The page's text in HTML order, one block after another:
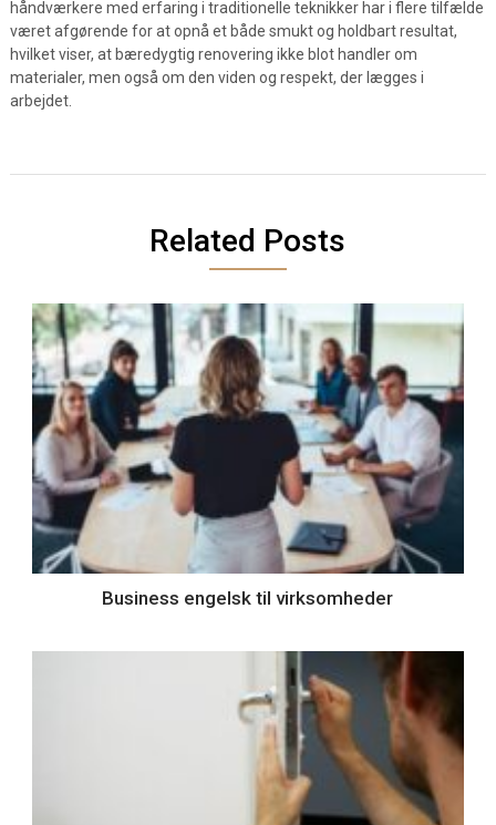
håndværkere med erfaring i traditionelle teknikker har i flere tilfælde
været afgørende for at opnå et både smukt og holdbart resultat,
hvilket viser, at bæredygtig renovering ikke blot handler om
materialer, men også om den viden og respekt, der lægges i
arbejdet.
Related Posts
Business engelsk til virksomheder